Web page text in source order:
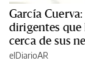
García
dirigentes que
cerca de sus
elDiarioAR